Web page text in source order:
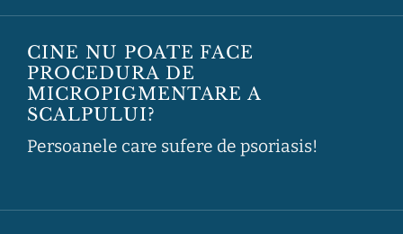
CINE NU POATE FACE
PROCEDURA DE
MICROPIGMENTARE A
SCALPULUI?
Persoanele care sufere de psoriasis!